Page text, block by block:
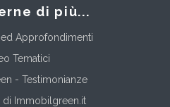
di più...
Approfondimenti
Tematici
- Testimonianze
di Immobilgreen.it